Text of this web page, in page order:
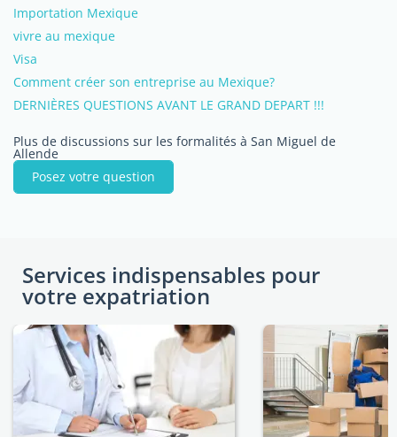
Importation Mexique
vivre au mexique
Visa
Comment créer son entreprise au Mexique?
DERNIÈRES QUESTIONS AVANT LE GRAND DEPART !!!
Plus de discussions sur les formalités à San Miguel de
Allende
Posez votre question
Services indispensables pour
votre expatriation